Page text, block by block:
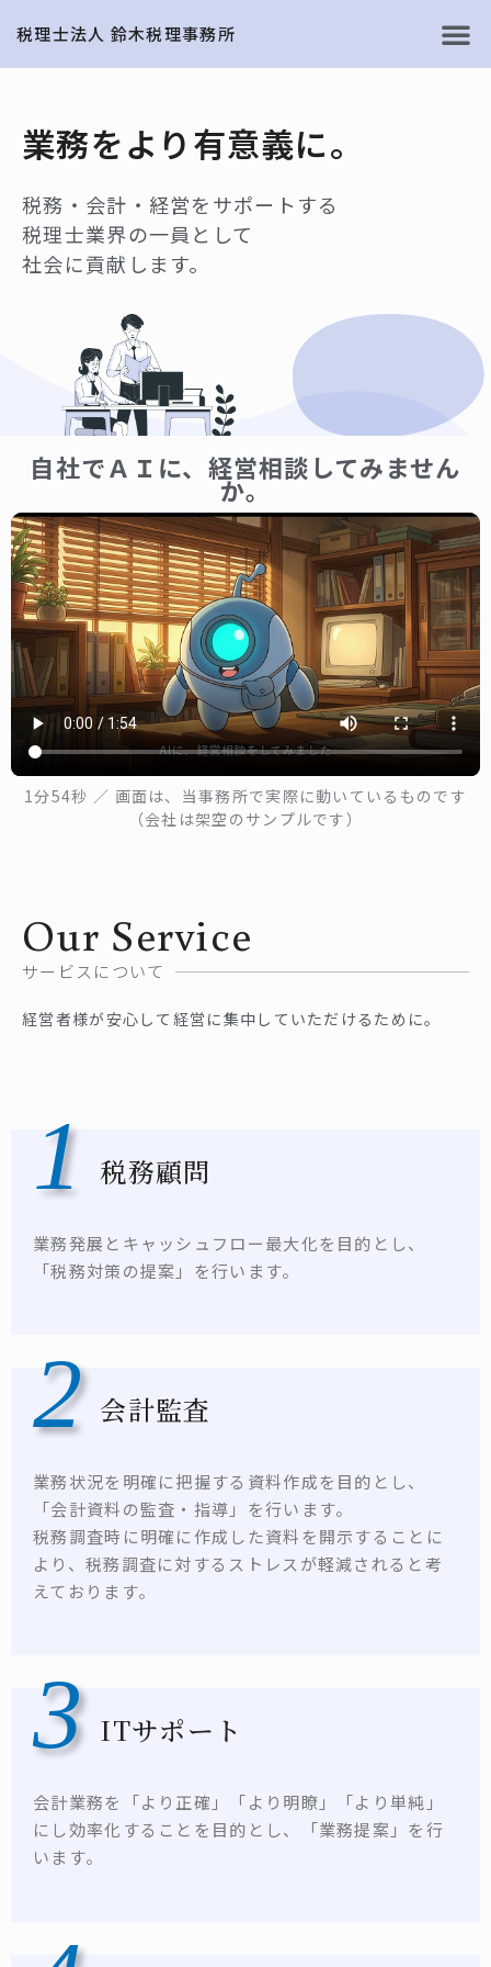
税理士法人 鈴木税理事務所
業務をより有意義に。
税務・会計・経営をサポートする
税理士業界の一員として
社会に貢献します。
自社でＡＩに、経営相談してみません
か。
1分54秒 ／ 画面は、当事務所で実際に動いているものです
（会社は架空のサンプルです）
Our Service
サービスについて
経営者様が安心して経営に集中していただけるために。
1 税務顧問
業務発展とキャッシュフロー最大化を目的とし、
「税務対策の提案」を行います。
2 会計監査
業務状況を明確に把握する資料作成を目的とし、
「会計資料の監査・指導」を行います。
税務調査時に明確に作成した資料を開示することに
より、税務調査に対するストレスが軽減されると考
えております。
3 ITサポート
会計業務を「より正確」「より明瞭」「より単純」
にし効率化することを目的とし、「業務提案」を行
います。